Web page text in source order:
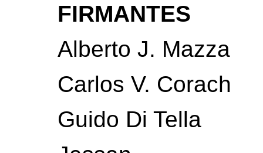
FIRMANTES
Alberto J. Mazza
Carlos V. Corach
Guido Di Tella